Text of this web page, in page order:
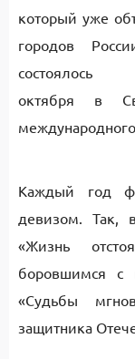
который уже
городов
октября в
Каждый год
девизом. Так,
«Жизнь
боровшимся с
«Судьбы
защитника